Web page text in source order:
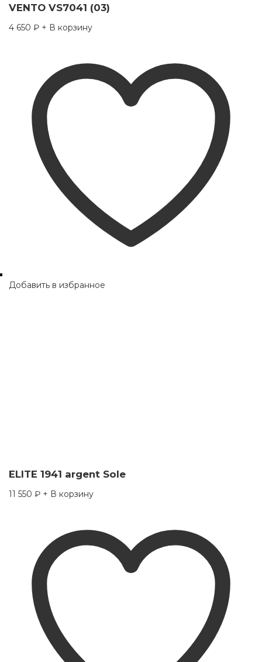
VENTO VS7041 (03)
4 650 ₽ + В корзину
Добавить в избранное
ELITE 1941 argent Sole
11 550 ₽ + В корзину